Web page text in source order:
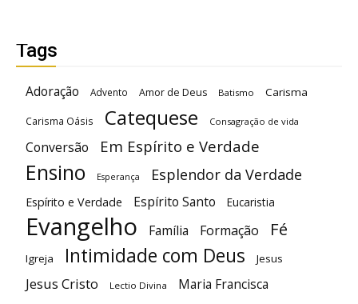
Tags
Adoração Advento Amor de Deus Batismo Carisma
Carisma Oásis Catequese Consagração de vida
Conversão Em Espírito e Verdade
Ensino Esperança Esplendor da Verdade
Espírito e Verdade Espírito Santo Eucaristia
Evangelho Família Formação Fé
Igreja Intimidade com Deus Jesus
Jesus Cristo Lectio Divina Maria Francisca